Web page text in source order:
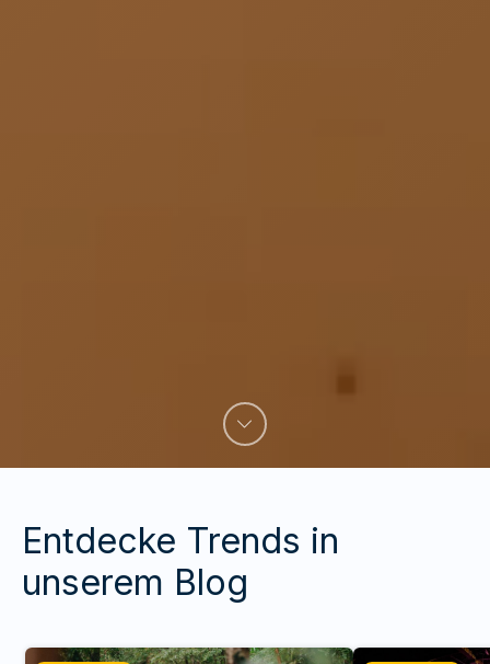
Entdecke Trends in
unserem Blog